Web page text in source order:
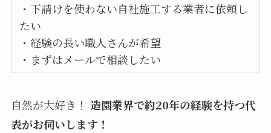
・下請けを使わない自社施工する業者に依頼し
たい
・経験の長い職人さんが希望
・まずはメールで相談したい
自然が大好き！ 造園業界で約20年の経験を持つ代
表がお伺いします！